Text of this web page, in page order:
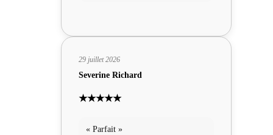
29 juillet 2026
Severine Richard
★★★★★
« Parfait »